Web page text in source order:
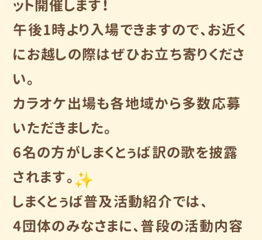
ット開催します！
午後1時より入場できますので、お近く
にお越しの際はぜひお立ち寄りくださ
い。
カラオケ出場も各地域から多数応募
いただきました。
6名の方がしまくとぅば訳の歌を披露
されます。
しまくとぅば普及活動紹介では、
4団体のみなさまに、普段の活動内容